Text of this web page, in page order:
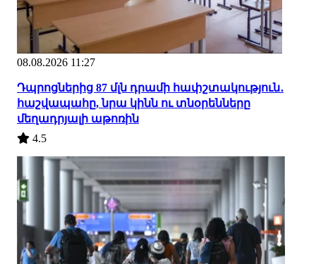
08.08.2026 11:27
Դպրոցներից 87 մլն դրամի հափշտակություն․
հաշվապահը, նրա կինն ու տնօրենները
մեղադրյալի աթոռին
4.5